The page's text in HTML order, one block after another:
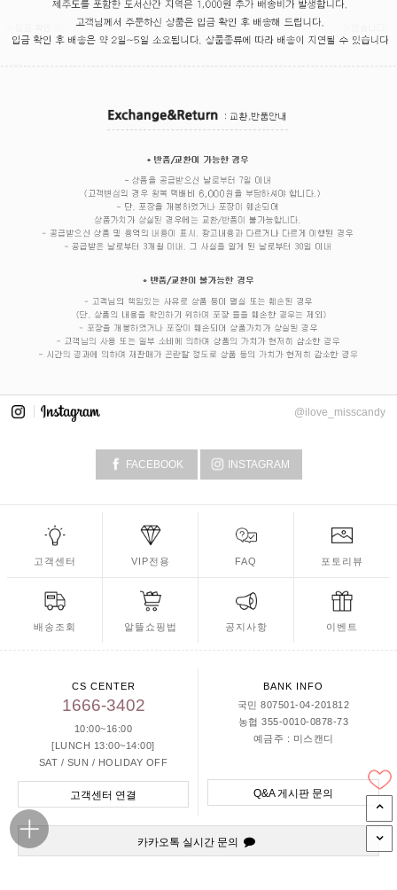
@ilove_misscandy
FACEBOOK INSTAGRAM
고객센터 VIP전용 FAQ 포토리뷰
배송조회 알뜰쇼핑법 공지사항 이벤트
CS CENTER
1666-3402
10:00~16:00
[LUNCH 13:00~14:00]
SAT / SUN / HOLIDAY OFF
고객센터 연결
BANK INFO
국민 807501-04-201812
농협 355-0010-0878-73
예금주 : 미스캔디
Q&A 게시판 문의
카카오톡 실시간 문의